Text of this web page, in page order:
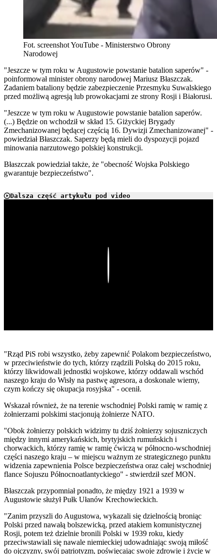
Fot. screenshot YouTube - Ministerstwo Obrony
Narodowej
"Jeszcze w tym roku w Augustowie powstanie batalion saperów" -
poinformował minister obrony narodowej Mariusz Błaszczak.
Zadaniem bataliony będzie zabezpieczenie Przesmyku Suwalskiego
przed możliwą agresją lub prowokacjami ze strony Rosji i Białorusi.
"Jeszcze w tym roku w Augustowie powstanie batalion saperów.
(...) Będzie on wchodził w skład 15. Giżyckiej Brygady
Zmechanizowanej będącej częścią 16. Dywizji Zmechanizowanej" -
powiedział Błaszczak. Saperzy będą mieli do dyspozycji pojazd
minowania narzutowego polskiej konstrukcji.
Błaszczak powiedział także, że "obecność Wojska Polskiego
gwarantuje bezpieczeństwo".
Dalsza część artykułu pod video
"Rząd PiS robi wszystko, żeby zapewnić Polakom bezpieczeństwo,
w przeciwieństwie do tych, którzy rządzili Polską do 2015 roku,
którzy likwidowali jednostki wojskowe, którzy oddawali wschód
naszego kraju do Wisły na pastwę agresora, a doskonale wiemy,
czym kończy się okupacja rosyjska" - ocenił.
Wskazał również, że na terenie wschodniej Polski ramię w ramię z
żołnierzami polskimi stacjonują żołnierze NATO.
"Obok żołnierzy polskich widzimy tu dziś żołnierzy sojuszniczych
między innymi amerykańskich, brytyjskich rumuńskich i
chorwackich, którzy ramię w ramię ćwiczą w północno-wschodniej
części naszego kraju – w miejscu ważnym ze strategicznego punktu
widzenia zapewnienia Polsce bezpieczeństwa oraz całej wschodniej
flance Sojuszu Północnoatlantyckiego" - stwierdził szef MON.
Błaszczak przypomniał ponadto, że między 1921 a 1939 w
Augustowie służył Pułk Ułanów Krechowieckich.
"Zanim przyszli do Augustowa, wykazali się dzielnością broniąc
Polski przed nawałą bolszewicką, przed atakiem komunistycznej
Rosji, potem też dzielnie bronili Polski w 1939 roku, kiedy
przeciwstawiali się nawale niemieckiej udowadniając swoją miłość
do ojczyzny, swój patriotyzm, poświęcając swoje zdrowie i życie w